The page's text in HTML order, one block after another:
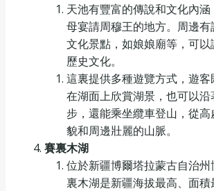
天池有豐富的傳說和文化內
母宴請周穆王的地方。周邊
文化景點，如娘娘廟等，可
歷史文化。
這裏提供多種遊覽方式，遊
在湖面上欣賞湖景，也可以
步，還能乘坐纜車登山，從
貌和周邊壯麗的山脈。
賽裏木湖
位於新疆博爾塔拉蒙古自治
裏木湖是新疆海拔最高、面